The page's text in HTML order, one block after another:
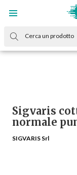
Sigvaris
normale
SIGVARIS Srl